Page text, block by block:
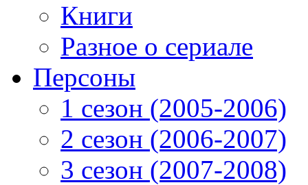
Книги
Разное о сериале
Персоны
1 сезон (2005-2006)
2 сезон (2006-2007)
3 сезон (2007-2008)